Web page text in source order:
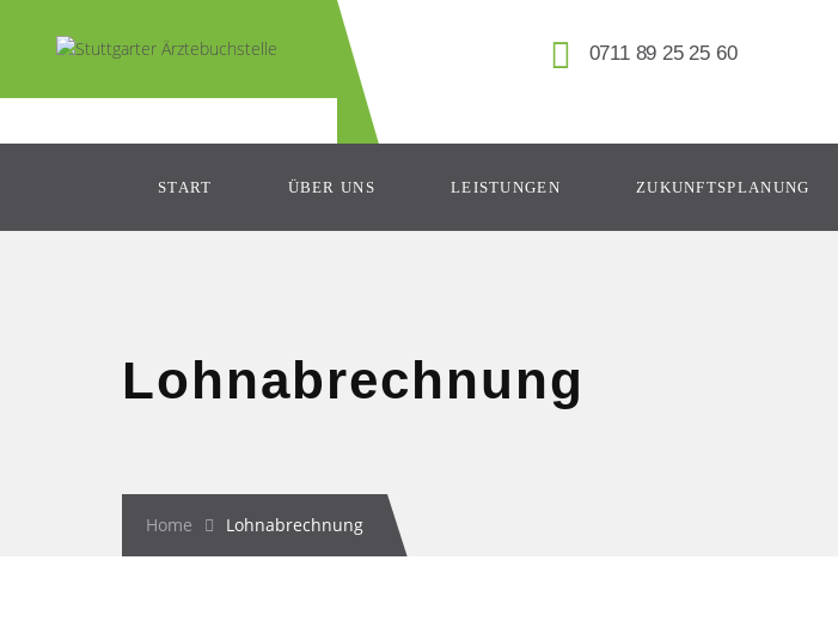
0711 89 25 25 60
START ÜBER UNS LEISTUNGEN ZUKUNFTSPLANUNG
Lohnabrechnung
Home Lohnabrechnung